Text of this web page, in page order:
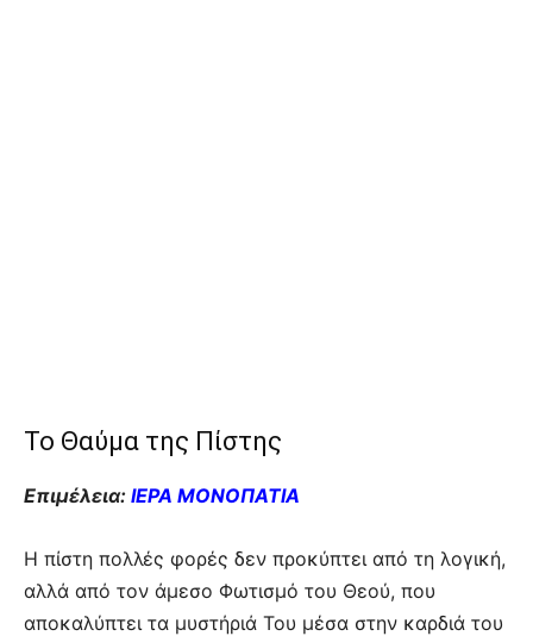
Το Θαύμα της Πίστης
Επιμέλεια: ΙΕΡΑ ΜΟΝΟΠΑΤΙΑ
Η πίστη πολλές φορές δεν προκύπτει από τη λογική,
αλλά από τον άμεσο Φωτισμό του Θεού, που
αποκαλύπτει τα μυστήριά Του μέσα στην καρδιά του